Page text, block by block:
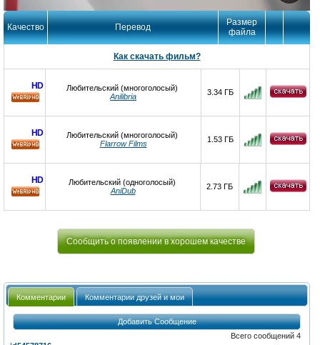
Качество Перевод
Размер
файла
Как скачать фильм?
HD
Любительский (многоголосый)
Anilibria
3.34 ГБ
HD
Любительский (многоголосый)
Flarrow Films
1.53 ГБ
HD
Любительский (одноголосый)
AniDub
2.73 ГБ
Сообщить о появлении в хорошем качестве
Комментарии Комментарии друзей и мои
Добавить Сообщение
Всего сообщений 4